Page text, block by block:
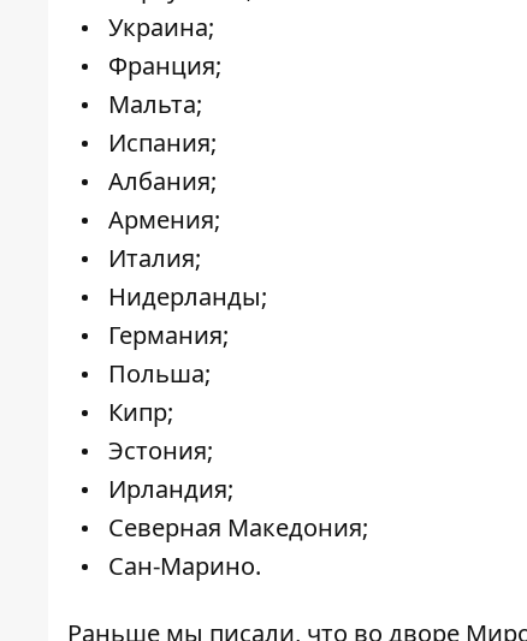
Украина;
Франция;
Мальта;
Испания;
Албания;
Армения;
Италия;
Нидерланды;
Германия;
Польша;
Кипр;
Эстония;
Ирландия;
Северная Македония;
Сан-Марино.
Раньше мы писали, что во дворе